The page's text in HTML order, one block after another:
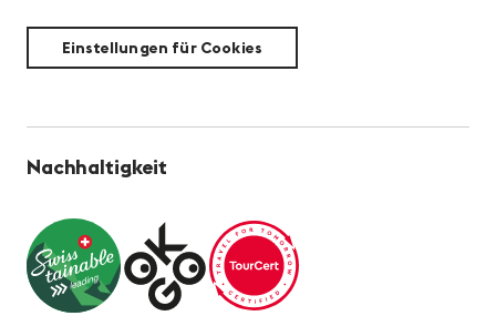
Einstellungen für Cookies
Nachhaltigkeit